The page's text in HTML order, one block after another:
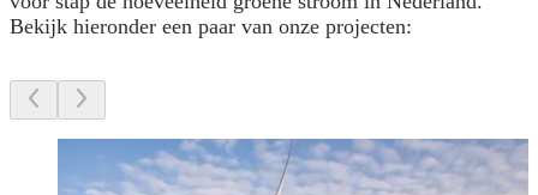
Bekijk hieronder een paar van onze projecten: